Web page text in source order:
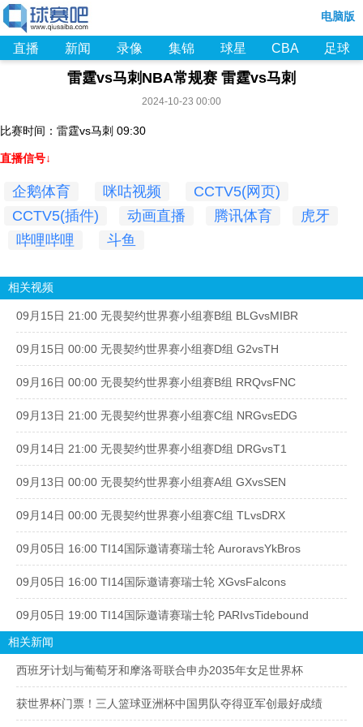
电脑版
直播 新闻 录像 集锦 球星 CBA 足球
雷霆vs马刺NBA常规赛 雷霆vs马刺
2024-10-23 00:00
比赛时间：雷霆vs马刺 09:30
直播信号↓
企鹅体育 咪咕视频
CCTV5(网页)
CCTV5(插件)
动画直播 腾讯体育
虎牙
哔哩哔哩
斗鱼
相关视频
09月15日 21:00 无畏契约世界赛小组赛B组 BLGvsMIBR
09月15日 00:00 无畏契约世界赛小组赛D组 G2vsTH
09月16日 00:00 无畏契约世界赛小组赛B组 RRQvsFNC
09月13日 21:00 无畏契约世界赛小组赛C组 NRGvsEDG
09月14日 21:00 无畏契约世界赛小组赛D组 DRGvsT1
09月13日 00:00 无畏契约世界赛小组赛A组 GXvsSEN
09月14日 00:00 无畏契约世界赛小组赛C组 TLvsDRX
09月05日 16:00 TI14国际邀请赛瑞士轮 AuroravsYkBros
09月05日 16:00 TI14国际邀请赛瑞士轮 XGvsFalcons
09月05日 19:00 TI14国际邀请赛瑞士轮 PARIvsTidebound
相关新闻
西班牙计划与葡萄牙和摩洛哥联合申办2035年女足世界杯
获世界杯门票！三人篮球亚洲杯中国男队夺得亚军创最好成绩